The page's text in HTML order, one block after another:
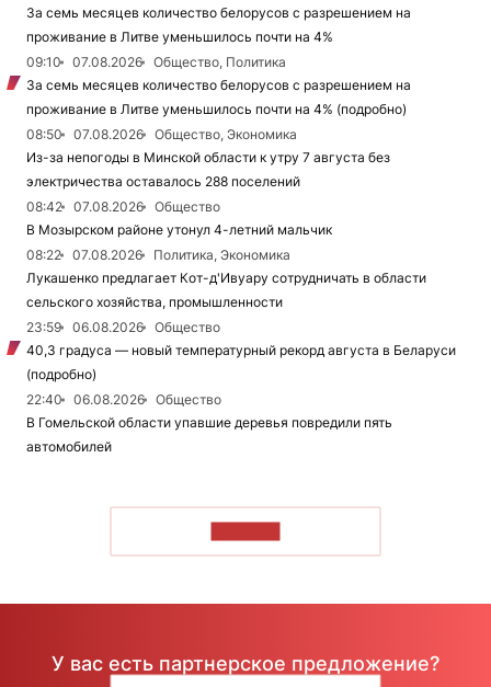
За семь месяцев количество белорусов с разрешением на
проживание в Литве уменьшилось почти на 4%
09:10
07.08.2026
Общество, Политика
За семь месяцев количество белорусов с разрешением на
проживание в Литве уменьшилось почти на 4% (подробно)
08:50
07.08.2026
Общество, Экономика
Из-за непогоды в Минской области к утру 7 августа без
электричества оставалось 288 поселений
08:42
07.08.2026
Общество
В Мозырском районе утонул 4-летний мальчик
08:22
07.08.2026
Политика, Экономика
Лукашенко предлагает Кот-д'Ивуару сотрудничать в области
сельского хозяйства, промышленности
23:59
06.08.2026
Общество
40,3 градуса — новый температурный рекорд августа в Беларуси
(подробно)
22:40
06.08.2026
Общество
В Гомельской области упавшие деревья повредили пять
автомобилей
У вас есть партнерское предложение?